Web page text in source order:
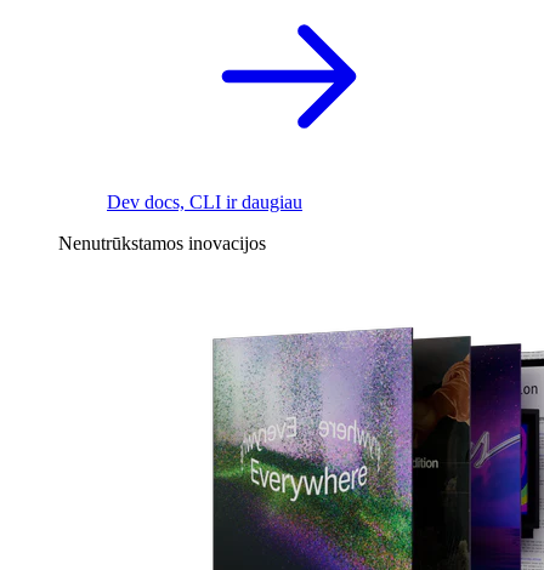
Dev docs, CLI ir daugiau
Nenutrūkstamos inovacijos